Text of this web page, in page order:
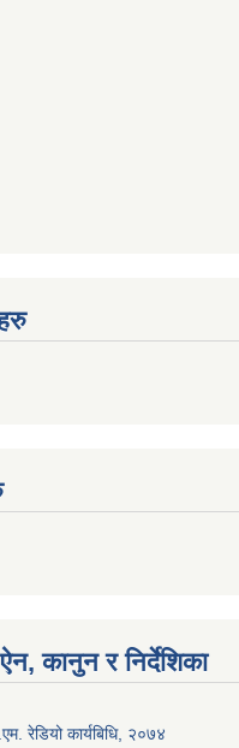
कानुन र निर्देशिका
रेडियो कार्यबिधि, २०७४